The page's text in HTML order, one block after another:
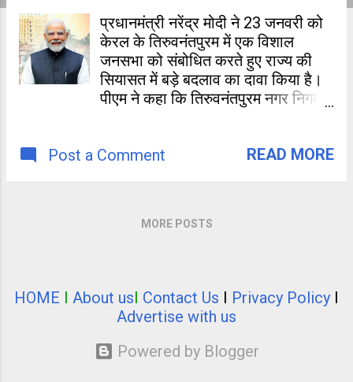
प्रधानमंत्री नरेंद्र मोदी ने 23 जनवरी को
केरल के तिरुवनंतपुरम में एक विशाल
जनसभा को संबोधित करते हुए राज्य की
सियासत में बड़े बदलाव का दावा किया है।
पीएम ने कहा कि तिरुवनंतपुरम नगर निगम में
सरकार की नींव रख दी है। उन्होंने विपक्षी
करार दिया।
Post a Comment READ MORE
MORE POSTS
HOME I About usI Contact Us I Privacy Policy I
Advertise with us
Powered by Blogger